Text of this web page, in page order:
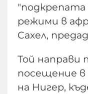
"подкрепата
режими в
Сахел,
Той направи
посещение
на Нигер,